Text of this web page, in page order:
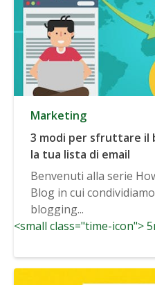
Marketing
3 modi per sfruttare il
la tua lista di email
Benvenuti alla serie
Blog in cui
blogging...
<small class="time-icon">